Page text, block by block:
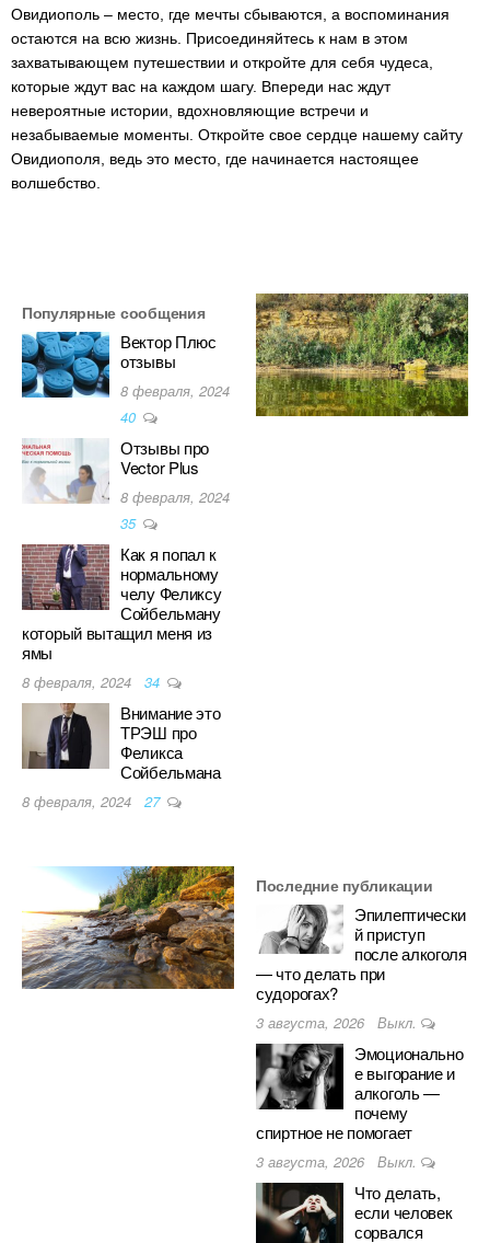
Овидиополь – место, где мечты сбываются, а воспоминания
остаются на всю жизнь. Присоединяйтесь к нам в этом
захватывающем путешествии и откройте для себя чудеса,
которые ждут вас на каждом шагу. Впереди нас ждут
невероятные истории, вдохновляющие встречи и
незабываемые моменты. Откройте свое сердце нашему сайту
Овидиополя, ведь это место, где начинается настоящее
волшебство.
Популярные сообщения
Вектор Плюс
отзывы
8 февраля, 2024
40
Отзывы про
Vector Plus
8 февраля, 2024
35
Как я попал к
нормальному
челу Феликсу
Сойбельману
который вытащил меня из
ямы
8 февраля, 2024 34
Внимание это
ТРЭШ про
Феликса
Сойбельмана
8 февраля, 2024 27
Последние публикации
Эпилептически
й приступ
после алкоголя
— что делать при
судорогах?
3 августа, 2026 Выкл.
Эмоционально
е выгорание и
алкоголь —
почему
спиртное не помогает
3 августа, 2026 Выкл.
Что делать,
если человек
сорвался